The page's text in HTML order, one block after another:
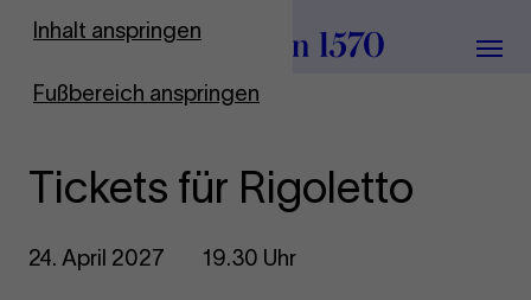
Inhalt anspringen
Fußbereich anspringen
Zur Startseite
Menü
Tickets für Rigoletto
24. April 2027 19.30 Uhr